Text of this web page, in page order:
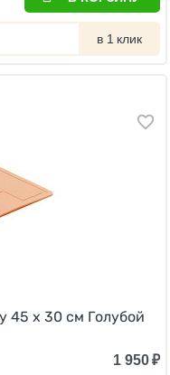
в 1 клик
45 х 30 см Голубой
1 950₽